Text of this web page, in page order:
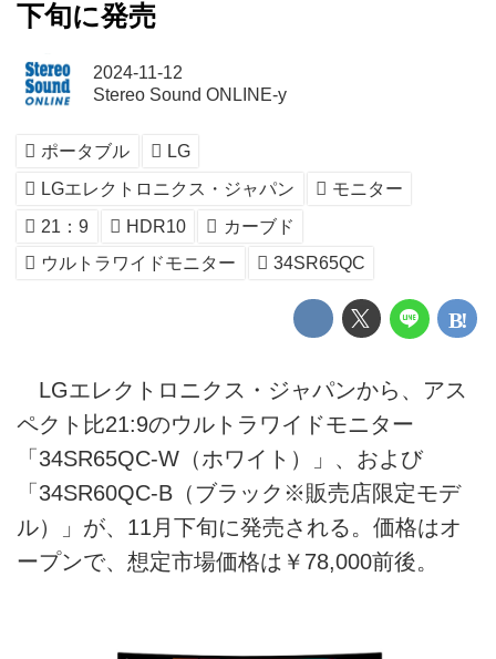
下旬に発売
2024-11-12
Stereo Sound ONLINE-y
ポータブル
LG
LGエレクトロニクス・ジャパン
モニター
21：9
HDR10
カーブド
ウルトラワイドモニター
34SR65QC
LGエレクトロニクス・ジャパンから、アス
ペクト比21:9のウルトラワイドモニター
「34SR65QC-W（ホワイト）」、および
「34SR60QC-B（ブラック※販売店限定モデ
ル）」が、11月下旬に発売される。価格はオ
ープンで、想定市場価格は￥78,000前後。